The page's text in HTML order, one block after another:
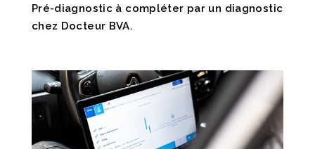
Pré-diagnostic à compléter par un diagnostic
chez Docteur BVA.